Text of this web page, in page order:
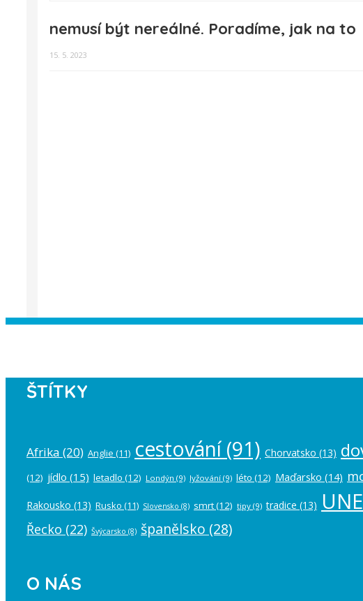
nemusí být nereálné. Poradíme, jak na to
15. 5. 2023
ŠTÍTKY
Afrika (20) Anglie (11) cestování(91) Chorvatsko (13)
(12) jídlo (15) letadlo (12) Londýn (9) lyžování (9) léto (12) Maďarsko (14)
Rakousko (13) Rusko (11) Slovensko (8) smrt(12) tipy (9) tradice (13)
Řecko (22) Švýcarsko (8) španělsko (28)
O NÁS